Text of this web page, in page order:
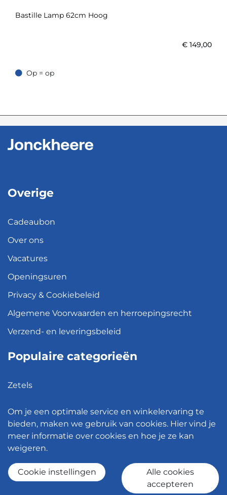
Bastille Lamp 62cm Hoog
€ 149,00
Op = op
Op = op
Overige
Cadeaubon
Over ons
Vacatures
Openingsuren
Privacy & Cookiebeleid
Algemene Voorwaarden en herroepingsrecht
Verzend- en leveringsbeleid
Populaire categorieën
Zetels
Hanglampen
Bureaustoelen
© 2026 - Meubelen Jonckheere -
Om je een optimale service en winkelervaring te
bieden, maken we gebruik van cookies. Hier vind je
meer informatie over cookies en hoe je ze kan
weigeren.
Cookie instellingen
Alle cookies
accepteren